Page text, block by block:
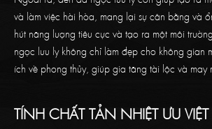
và làm việc hài hòa, mang lại sự cân bằng và
hút năng lượng tiêu cực và tạo ra một môi
ngọc lưu ly không chỉ làm đẹp cho không gian
ích về phong thủy, giúp gia tăng tài lộc và may
TÍNH CHẤT TẢN NHIỆT ƯU VIỆT